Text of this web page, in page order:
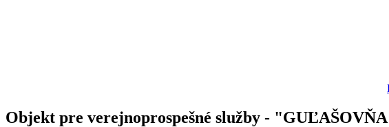
Objekt pre verejnoprospešné služby -